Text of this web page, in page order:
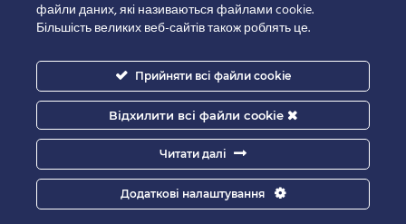
Good-IT.com.ua for Biolights - All rights reserved.
файли даних, які називаються файлами cookie.
Більшість великих веб-сайтів також роблять це.
Прийняти всі файли cookie
Відхилити всі файли cookie
Читати далі
Додаткові налаштування